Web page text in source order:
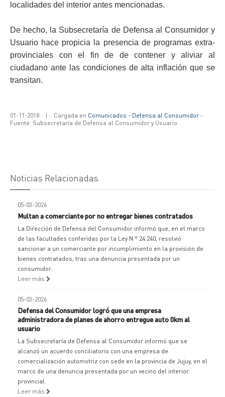
localidades del interior antes mencionadas.
De hecho, la Subsecretaría de Defensa al Consumidor y
Usuario hace propicia la presencia de programas extra-
provinciales con el fin de de contener y aliviar al
ciudadano ante las condiciones de alta inflación que se
transitan.
01-11-2018 | Cargada en Comunicados - Defensa al Consumidor -
Fuente: Subsecretaría de Defensa al Consumidor y Usuario
Noticias Relacionadas
05-03-2026
Multan a comerciante por no entregar bienes contratados
La Dirección de Defensa del Consumidor informó que, en el marco
de las facultades conferidas por la Ley N.º 24.240, resolvió
sancionar a un comerciante por incumplimiento en la provisión de
bienes contratados, tras una denuncia presentada por un
consumidor.
Leer más
05-03-2026
Defensa del Consumidor logró que una empresa
administradora de planes de ahorro entregue auto 0km al
usuario
La Subsecretaría de Defensa al Consumidor informó que se
alcanzó un acuerdo conciliatorio con una empresa de
comercialización automotriz con sede en la provincia de Jujuy, en el
marco de una denuncia presentada por un vecino del interior
provincial.
Leer más